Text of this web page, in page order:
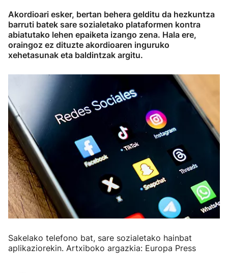
Akordioari esker, bertan behera gelditu da hezkuntza
barruti batek sare sozialetako plataformen kontra
abiatutako lehen epaiketa izango zena. Hala ere,
oraingoz ez dituzte akordioaren inguruko
xehetasunak eta baldintzak argitu.
Sakelako telefono bat, sare sozialetako hainbat
aplikaziorekin. Artxiboko argazkia: Europa Press